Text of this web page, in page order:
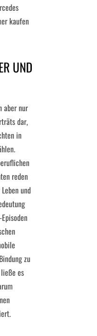
kaufen
UND
nur
dar,
in
reden
und
zu
es